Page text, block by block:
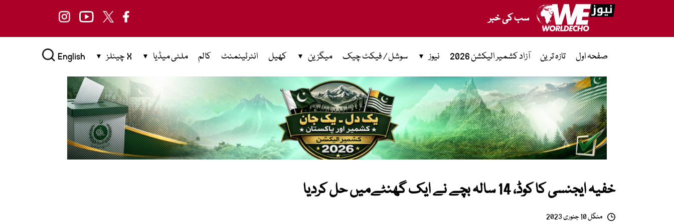
سب کی خبر
صفحہ اول تازہ ترین آزاد کشمیر الیکشن 2026 نیوز سوشل / فیکٹ چیک میگزین کھیل انٹرٹینمنٹ کالم ملٹی میڈیا X چینلز English
خفیہ ایجنسی کا کوڈ، 14 سالہ بچے نے ایک گھنٹےمیں حل کردیا
منگل 10 جنوری 2023